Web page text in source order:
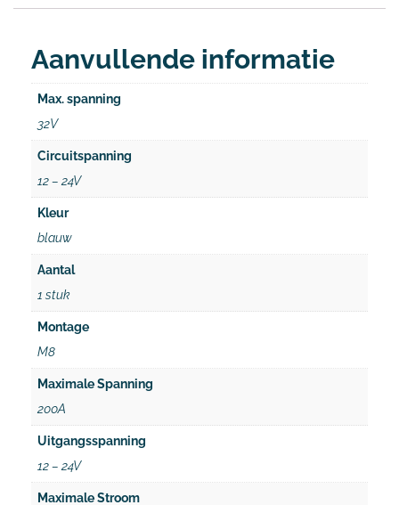
Aanvullende informatie
Max. spanning
32V
Circuitspanning
12 – 24V
Kleur
blauw
Aantal
1 stuk
Montage
M8
Maximale Spanning
200A
Uitgangsspanning
12 – 24V
Maximale Stroom